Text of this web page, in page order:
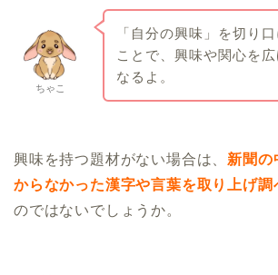
ちゃこ
「自分の興味」を切り
ことで、興味や関心を
なるよ。
興味を持つ題材がない場合は、 新聞の
からなかった漢字や言葉を取り上げ調
のではないでしょうか。